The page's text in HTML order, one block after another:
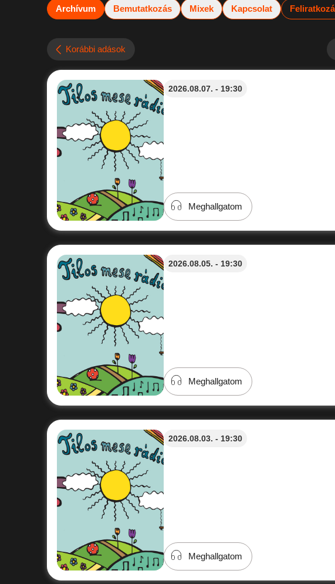
Archívum Bemutatkozás Mixek Kapcsolat
Korábbi adások
2026.08.07. - 19:30
Meghallgatom
2026.08.05. - 19:30
Meghallgatom
2026.08.03. - 19:30
Meghallgatom